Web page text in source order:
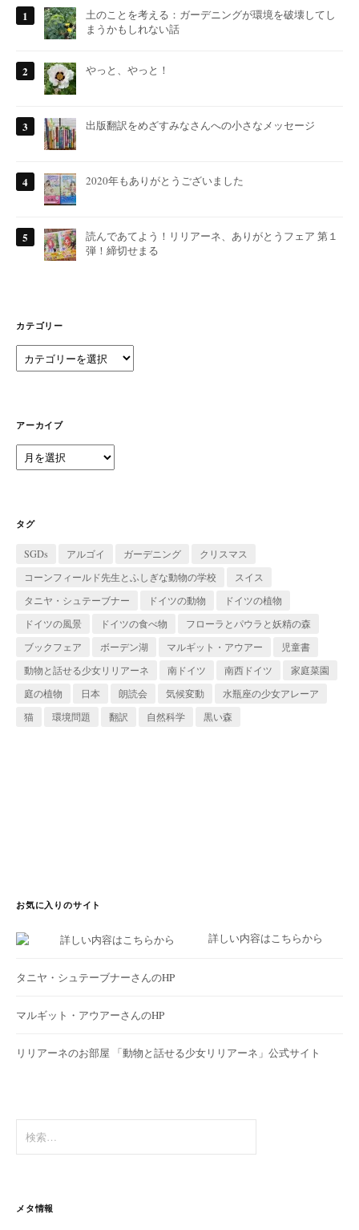
土のことを考える：ガーデニングが環境を破壊してし
まうかもしれない話
やっと、やっと！
出版翻訳をめざすみなさんへの小さなメッセージ
2020年もありがとうございました
読んであてよう！リリアーネ、ありがとうフェア 第１
弾！締切せまる
カテゴリー
テ
ー
アーカイブ
ー
ブ
タグ
SGDs アルゴイ ガーデニング
クリスマス
コーンフィールド先生とふしぎな動物の学校
スイス
タニヤ・シュテーブナー
ドイツの動物
ドイツの植物
ドイツの風景
ドイツの食べ物
フローラとパウラと妖精の森
ブックフェア
ボーデン湖 マルギット・アウアー
児童書
動物と話せる少女リリアーネ
南ドイツ 南西ドイツ
家庭菜園
庭の植物
日本 朗読会 気候変動
水瓶座の少女アレーア
猫
環境問題 翻訳 自然科学 黒い森
お気に入りのサイト
詳しい内容はこちらから
タニヤ・シュテーブナーさんのHP
マルギット・アウアーさんのHP
リリアーネのお部屋 「動物と話せる少女リリアーネ」公式サイト
索:
メタ情報